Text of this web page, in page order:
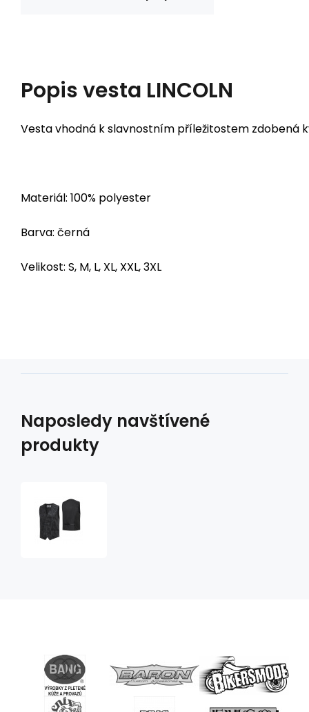
Popisvesta LINCOLN
Vesta vhodná k slavnostním příležitostem zdobená
Materiál: 100% polyester
Barva: černá
Velikost: S, M, L, XL, XXL, 3XL
Naposledy navštívené
produkty